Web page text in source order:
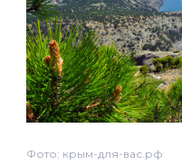
Фото: крым-для-вас.рф